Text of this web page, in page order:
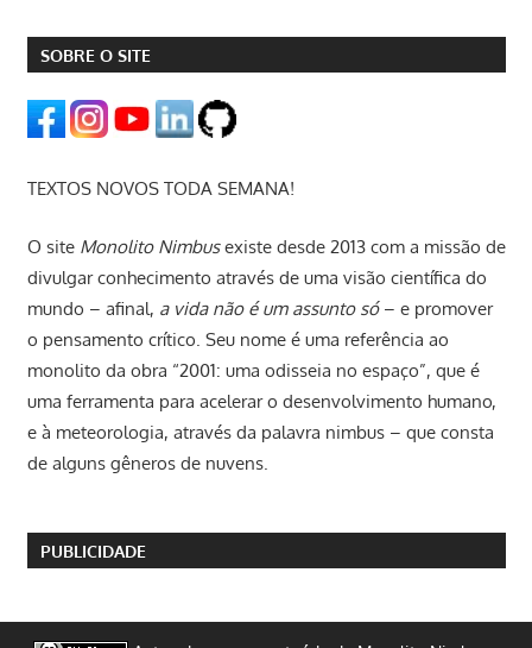
SOBRE O SITE
TEXTOS NOVOS TODA SEMANA!
O site Monolito Nimbusexiste desde 2013 com a missão de
divulgar conhecimento através de uma visão científica do
mundo – afinal, a vida não é um assunto só– e promover
o pensamento crítico. Seu nome é uma referência ao
monolito da obra “2001: uma odisseia no espaço”, que é
uma ferramenta para acelerar o desenvolvimento humano,
e à meteorologia, através da palavra nimbus – que consta
de alguns gêneros de nuvens.
PUBLICIDADE